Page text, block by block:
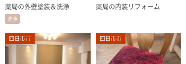
薬局の外壁塗装＆洗浄
洗浄
薬局の内装リフォーム
四日市市 四日市市